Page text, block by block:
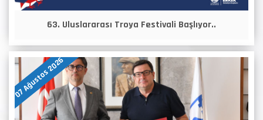
63. Uluslararası Troya Festivali Başlıyor..
07 Ağustos 2026